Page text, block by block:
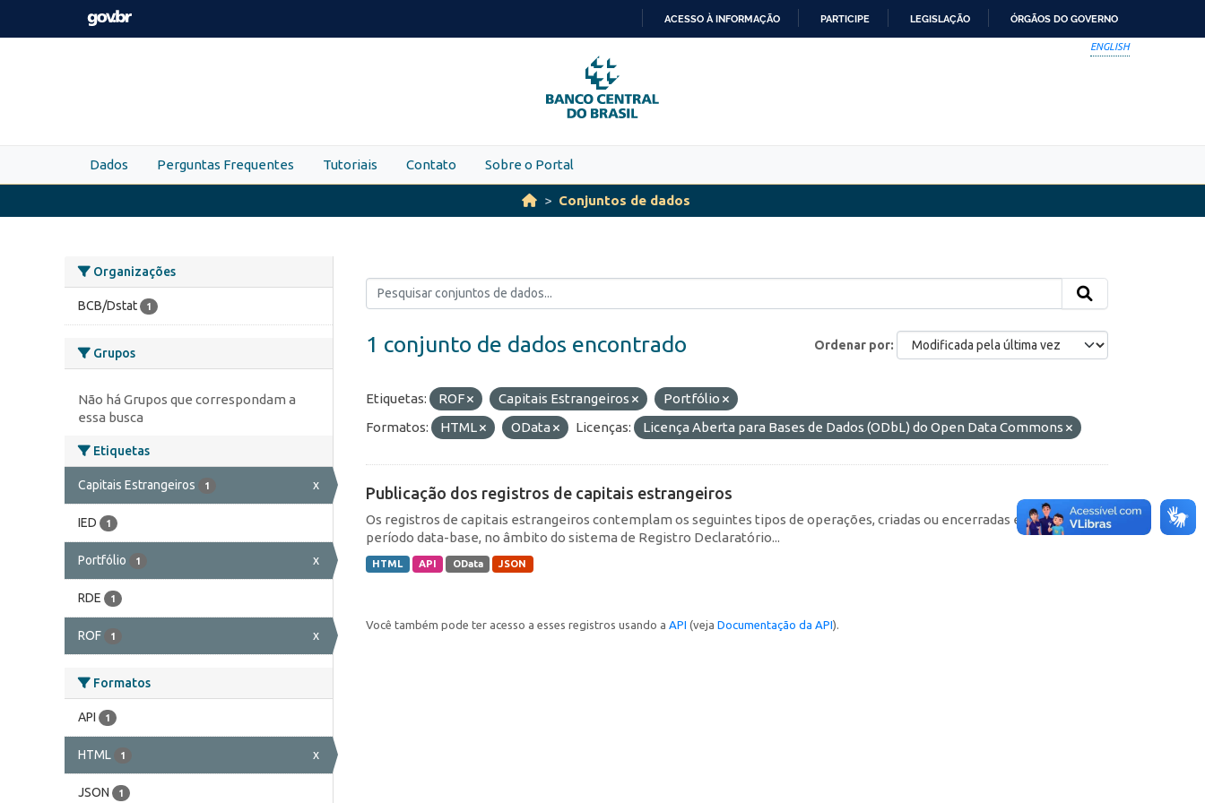
Skip to main content
PARA
O
CONTEÚDO
ACESSO À INFORMAÇÃO PARTICIPE LEGISLAÇÃO ÓRGÃOS DO GOVERNO
ENGLISH
Dados Perguntas Frequentes Tutoriais Contato Sobre o Portal
Conjuntos de dados
Organizações
BCB/Dstat 1
Grupos
Não há Grupos que correspondam a
essa busca
Etiquetas
Capitais Estrangeiros 1 x
IED 1
Portfólio 1 x
RDE 1
ROF 1 x
Formatos
API 1
HTML 1 x
JSON 1
Ordenar por
1 conjunto de dados encontrado
Etiquetas: ROF Capitais Estrangeiros
Portfólio
Formatos:
HTML OData Licenças: Licença Aberta para Bases de Dados (ODbL) do Open Data Commons
Publicação dos registros de capitais estrangeiros
Os registros de capitais estrangeiros contemplam os seguintes tipos de operações, criadas ou encerradas em cada
período data-base, no âmbito do sistema de Registro Declaratório...
HTML API OData JSON
Você também pode ter acesso a esses registros usando a API (veja Documentação da API).